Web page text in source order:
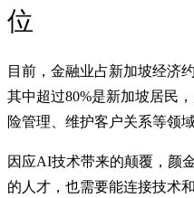
位
目前，金融业占新加坡经济
其中超过80%是新加坡居民
险管理、维护客户关系等领
因应AI技术带来的颠覆，颜
的人才，也需要能连接技